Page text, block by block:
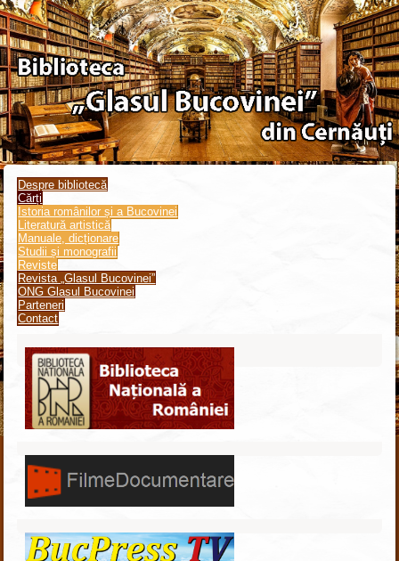
Despre bibliotecă
Cărți
Istoria românilor și a Bucovinei
Literatură artistică
Manuale, dicționare
Studii și monografii
Reviste
Revista „Glasul Bucovinei”
ONG Glasul Bucovinei
Parteneri
Contact